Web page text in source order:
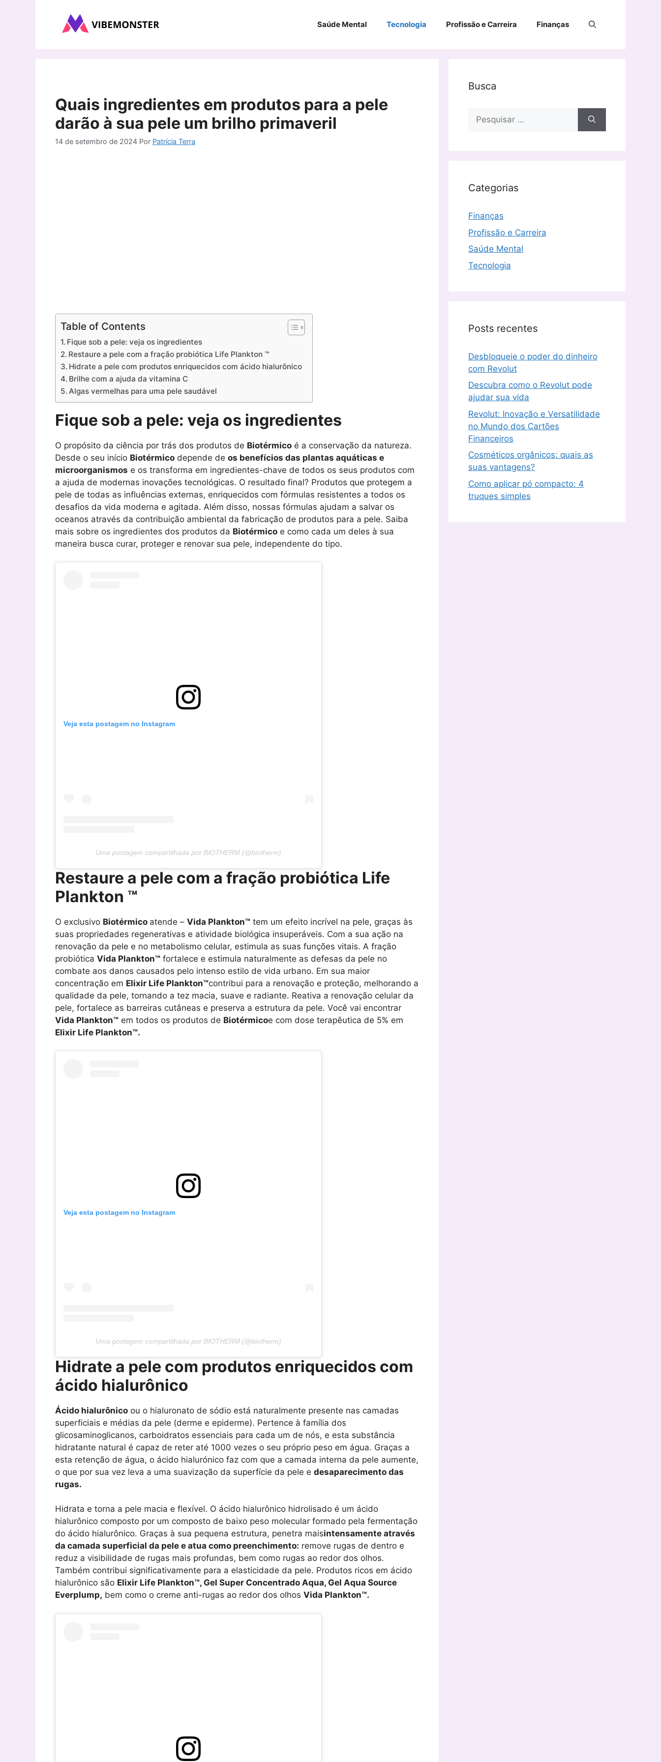
Saúde Mental Tecnologia Profissão e Carreira Finanças
Quais ingredientes em produtos para a pele
darão à sua pele um brilho primaveril
14 de setembro de 2024 Por Patrícia Terra
Table of Contents
Fique sob a pele: veja os ingredientes
Restaure a pele com a fração probiótica Life Plankton ™
Hidrate a pele com produtos enriquecidos com ácido hialurônico
Brilhe com a ajuda da vitamina C
Algas vermelhas para uma pele saudável
Fique sob a pele: veja os ingredientes
O propósito da ciência por trás dos produtos de Biotérmico é a conservação da natureza.
Desde o seu início Biotérmico depende de os benefícios das plantas aquáticas e
microorganismos e os transforma em ingredientes-chave de todos os seus produtos com
a ajuda de modernas inovações tecnológicas. O resultado final? Produtos que protegem a
pele de todas as influências externas, enriquecidos com fórmulas resistentes a todos os
desafios da vida moderna e agitada. Além disso, nossas fórmulas ajudam a salvar os
oceanos através da contribuição ambiental da fabricação de produtos para a pele. Saiba
mais sobre os ingredientes dos produtos da Biotérmico e como cada um deles à sua
maneira busca curar, proteger e renovar sua pele, independente do tipo.
Veja esta postagem no Instagram
Uma postagem compartilhada por BIOTHERM (@biotherm)
Restaure a pele com a fração probiótica Life
Plankton ™
O exclusivo Biotérmico atende – Vida Plankton™ tem um efeito incrível na pele, graças às
suas propriedades regenerativas e atividade biológica insuperáveis. Com a sua ação na
renovação da pele e no metabolismo celular, estimula as suas funções vitais. A fração
probiótica Vida Plankton™ fortalece e estimula naturalmente as defesas da pele no
combate aos danos causados ​​pelo intenso estilo de vida urbano. Em sua maior
concentração em Elixir Life Plankton™contribui para a renovação e proteção, melhorando a
qualidade da pele, tornando a tez macia, suave e radiante. Reativa a renovação celular da
pele, fortalece as barreiras cutâneas e preserva a estrutura da pele. Você vai encontrar
Vida Plankton™ em todos os produtos de Biotérmicoe com dose terapêutica de 5% em
Elixir Life Plankton™.
Veja esta postagem no Instagram
Uma postagem compartilhada por BIOTHERM (@biotherm)
Hidrate a pele com produtos enriquecidos com
ácido hialurônico
Ácido hialurônico ou o hialuronato de sódio está naturalmente presente nas camadas
superficiais e médias da pele (derme e epiderme). Pertence à família dos
glicosaminoglicanos, carboidratos essenciais para cada um de nós, e esta substância
hidratante natural é capaz de reter até 1000 vezes o seu próprio peso em água. Graças a
esta retenção de água, o ácido hialurónico faz com que a camada interna da pele aumente,
o que por sua vez leva a uma suavização da superfície da pele e desaparecimento das
rugas.
Hidrata e torna a pele macia e flexível. O ácido hialurônico hidrolisado é um ácido
hialurônico composto por um composto de baixo peso molecular formado pela fermentação
do ácido hialurônico. Graças à sua pequena estrutura, penetra maisintensamente através
da camada superficial da pele e atua como preenchimento: remove rugas de dentro e
reduz a visibilidade de rugas mais profundas, bem como rugas ao redor dos olhos.
Também contribui significativamente para a elasticidade da pele. Produtos ricos em ácido
hialurônico são Elixir Life Plankton™, Gel Super Concentrado Aqua, Gel Aqua Source
Everplump, bem como o creme anti-rugas ao redor dos olhos Vida Plankton™.
Busca
Pesquisar
Categorias
Finanças
Profissão e Carreira
Saúde Mental
Tecnologia
Posts recentes
Desbloqueie o poder do dinheiro
com Revolut
Descubra como o Revolut pode
ajudar sua vida
Revolut: Inovação e Versatilidade
no Mundo dos Cartões
Financeiros
Cosméticos orgânicos: quais as
suas vantagens?
Como aplicar pó compacto: 4
truques simples